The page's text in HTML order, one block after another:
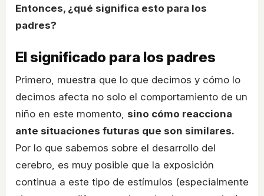
Entonces, ¿qué significa esto para los
padres?
El significado para los padres
Primero, muestra que lo que decimos y cómo lo
decimos afecta no solo el comportamiento de un
niño en este momento, sino cómo reacciona
ante situaciones futuras que son similares.
Por lo que sabemos sobre el desarrollo del
cerebro, es muy posible que la exposición
continua a este tipo de estímulos (especialmente